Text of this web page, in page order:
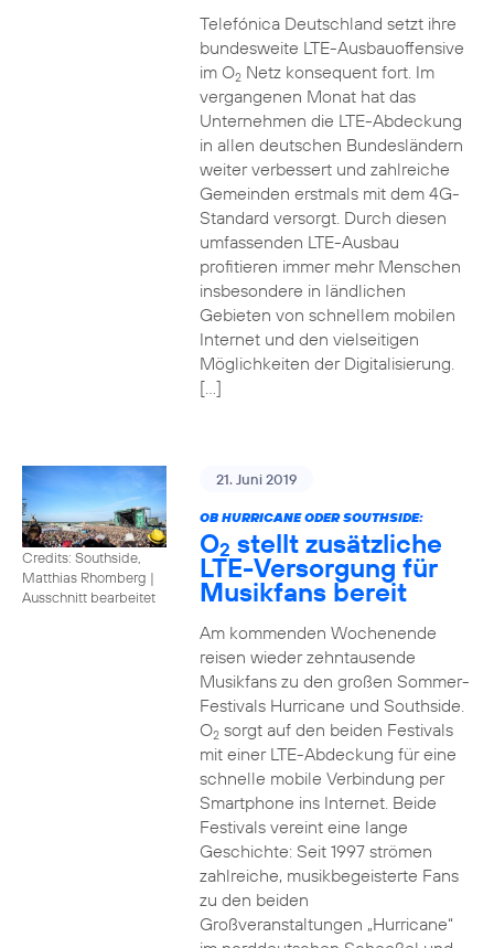
Telefónica Deutschland setzt ihre
bundesweite LTE-Ausbauoffensive
im O2Netz konsequent fort. Im
vergangenen Monat hat das
Unternehmen die LTE-Abdeckung
in allen deutschen Bundesländern
weiter verbessert und zahlreiche
Gemeinden erstmals mit dem 4G-
Standard versorgt. Durch diesen
umfassenden LTE-Ausbau
profitieren immer mehr Menschen
insbesondere in ländlichen
Gebieten von schnellem mobilen
Internet und den vielseitigen
Möglichkeiten der Digitalisierung.
[…]
Credits: Southside,
Matthias Rhomberg |
Ausschnitt bearbeitet
21. Juni 2019
OB HURRICANE ODER SOUTHSIDE:
O2 stellt zusätzliche
LTE-Versorgung für
Musikfans bereit
Am kommenden Wochenende
reisen wieder zehntausende
Musikfans zu den großen Sommer-
Festivals Hurricane und Southside.
O2sorgt auf den beiden Festivals
mit einer LTE-Abdeckung für eine
schnelle mobile Verbindung per
Smartphone ins Internet. Beide
Festivals vereint eine lange
Geschichte: Seit 1997 strömen
zahlreiche, musikbegeisterte Fans
zu den beiden
Großveranstaltungen „Hurricane“